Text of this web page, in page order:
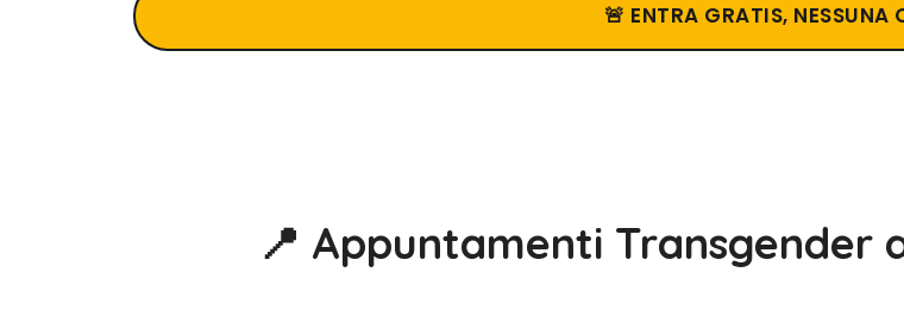
🚨 ENTRA GRATIS, NESSUNA
📍 Appuntamenti Transgender